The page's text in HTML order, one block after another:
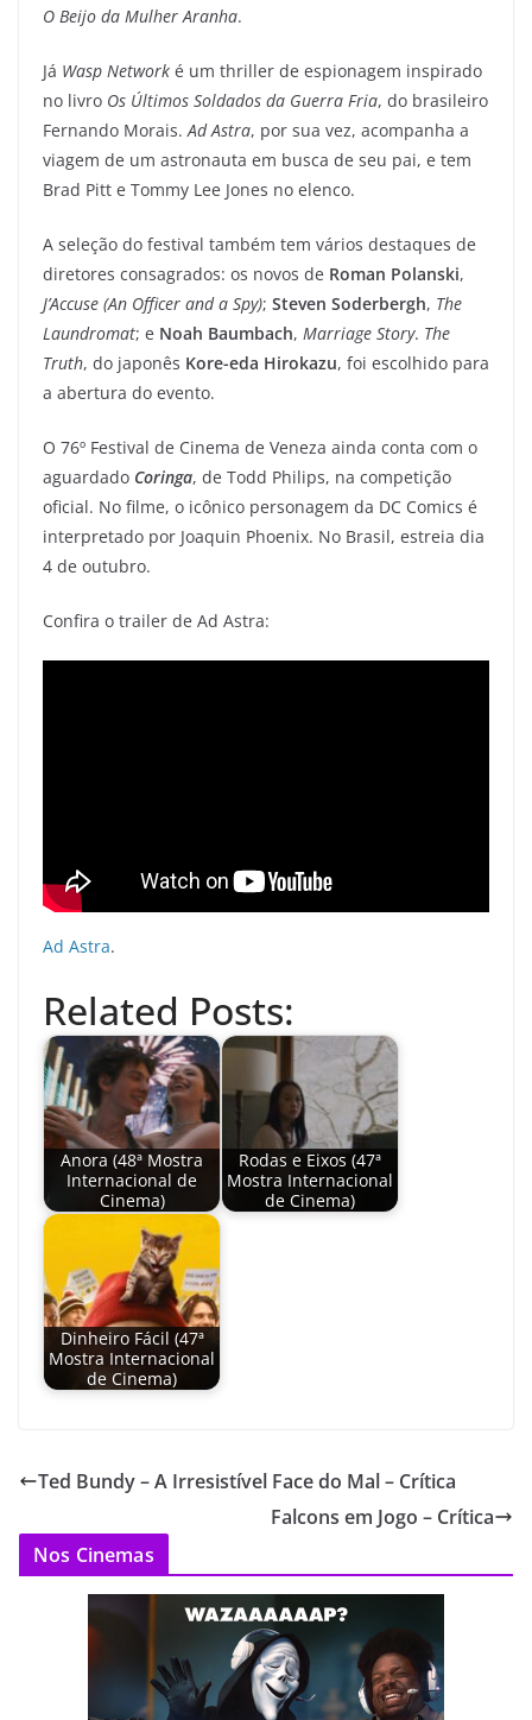
O Beijo da Mulher Aranha.
Já Wasp Network é um thriller de espionagem inspirado
no livro Os Últimos Soldados da Guerra Fria, do brasileiro
Fernando Morais.Ad Astra, por sua vez, acompanha a
viagem de um astronauta em busca de seu pai, e tem
Brad Pitt e Tommy Lee Jones no elenco.
A seleção do festival também tem vários destaques de
diretores consagrados: os novos de Roman Polanski,
J’Accuse (An Officer and a Spy); Steven Soderbergh, The
Laundromat; e Noah Baumbach, Marriage Story. The
Truth, do japonês Kore-eda Hirokazu, foi escolhido para
a abertura do evento.
O 76º Festival de Cinema de Veneza ainda conta com o
aguardado Coringa, de Todd Philips, na competição
oficial. No filme, o icônico personagem da DC Comics é
interpretado por Joaquin Phoenix. No Brasil, estreia dia
4 de outubro.
Confira o trailer de Ad Astra:
Ad Astra.
Related Posts:
Anora (48ª Mostra
Internacional de
Cinema)
Rodas e Eixos (47ª
Mostra Internacional
de Cinema)
Dinheiro Fácil (47ª
Mostra Internacional
de Cinema)
Ted Bundy – A Irresistível Face do Mal – Crítica
Falcons em Jogo – Crítica
Nos Cinemas